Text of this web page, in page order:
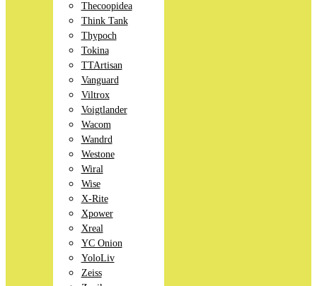
Thecoopidea
Think Tank
Thypoch
Tokina
TTArtisan
Vanguard
Viltrox
Voigtlander
Wacom
Wandrd
Westone
Wiral
Wise
X-Rite
Xpower
Xreal
YC Onion
YoloLiv
Zeiss